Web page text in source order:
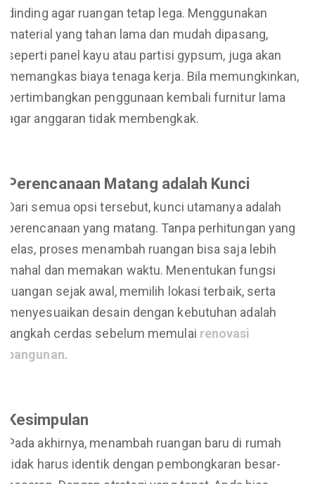
dinding agar ruangan tetap lega. Menggunakan
material yang tahan lama dan mudah dipasang,
seperti panel kayu atau partisi gypsum, juga akan
memangkas biaya tenaga kerja. Bila memungkinkan,
pertimbangkan penggunaan kembali furnitur lama
agar anggaran tidak membengkak.
Perencanaan Matang adalah Kunci
Dari semua opsi tersebut, kunci utamanya adalah
perencanaan yang matang. Tanpa perhitungan yang
jelas, proses menambah ruangan bisa saja lebih
mahal dan memakan waktu. Menentukan fungsi
ruangan sejak awal, memilih lokasi terbaik, serta
menyesuaikan desain dengan kebutuhan adalah
langkah cerdas sebelum memulai renovasi
bangunan.
Kesimpulan
Pada akhirnya, menambah ruangan baru di rumah
tidak harus identik dengan pembongkaran besar-